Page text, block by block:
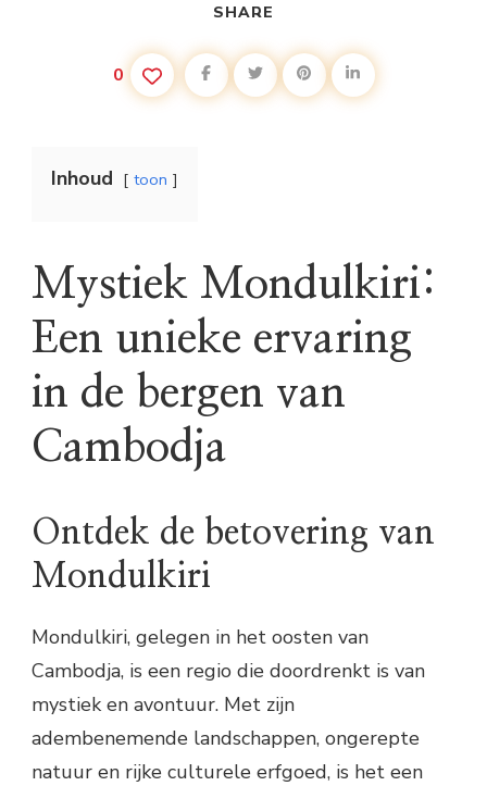
SHARE
0
Inhoud toon
Mystiek Mondulkiri:
Een unieke ervaring
in de bergen van
Cambodja
Ontdek de betovering van
Mondulkiri
Mondulkiri, gelegen in het oosten van
Cambodja, is een regio die doordrenkt is van
mystiek en avontuur. Met zijn
adembenemende landschappen, ongerepte
natuur en rijke culturele erfgoed, is het een